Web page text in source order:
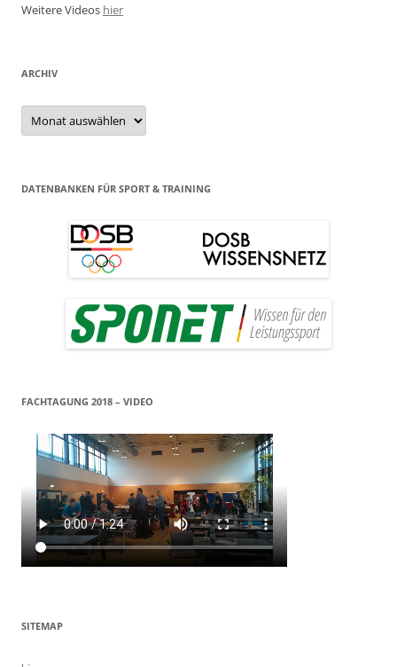
Weitere Videos hier
ARCHIV
Archiv
DATENBANKEN FÜR SPORT & TRAINING
FACHTAGUNG 2018 – VIDEO
SITEMAP